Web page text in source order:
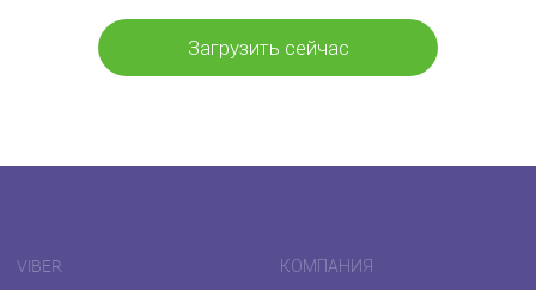
Загрузить сейчас
VIBER КОМПАНИЯ